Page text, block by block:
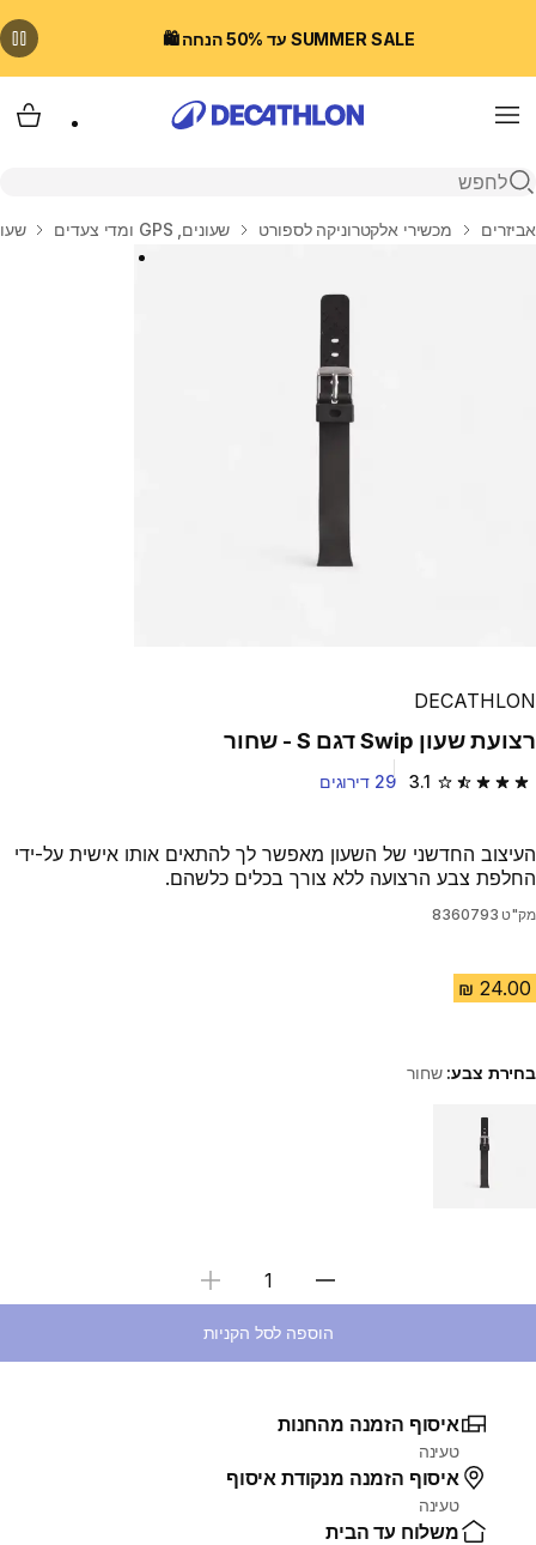
SUMMER SALE עד 50% הנחה 🛍️
Menu
פתיחת חיפוש
בית
אביזרים מכשירי אלקטרוניקה לספורט שעונים, GPS ומדי צעדים
DECATHLON
רצועת שעון Swip דגם S - שחור
3.1 3.1 out of 5 stars from 29 reviews 29 דירוגים
העיצוב החדשני של השעון מאפשר לך להתאים אותו אישית על-ידי
החלפת צבע הרצועה ללא צורך בכלים כלשהם.
מק"ט 8360793
בחירת צבע:שחור
Choose a variant
בחירת כמות
הוספה לסל הקניות
איסוף הזמנה מהחנות
טעינה
איסוף הזמנה מנקודת איסוף
טעינה
משלוח עד הבית